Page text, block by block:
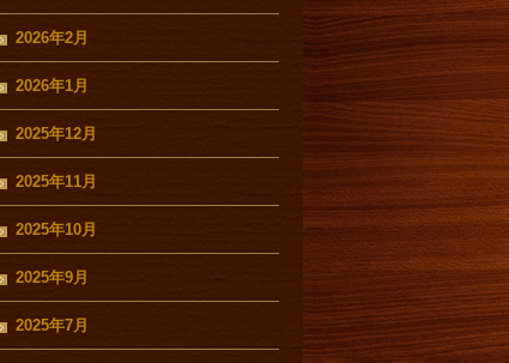
2026年2月
2026年1月
2025年12月
2025年11月
2025年10月
2025年9月
2025年7月